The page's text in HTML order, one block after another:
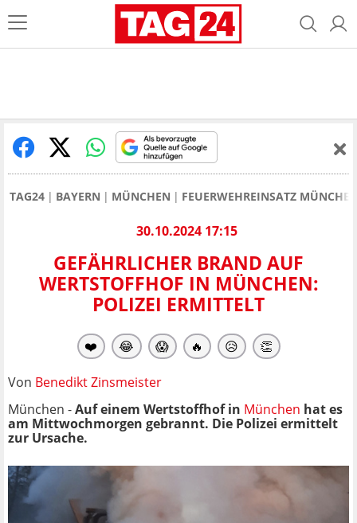
TAG24 BAYERN MÜNCHEN FEUERWEHREINSATZ
30.10.2024 17:15
GEFÄHRLICHER BRAND AUF
WERTSTOFFHOF IN MÜNCHEN:
POLIZEI ERMITTELT
❤️ 😂 😱 🔥 😥 👏
Von Benedikt Zinsmeister
München -Auf einem Wertstoffhof in München hat es
am Mittwochmorgen gebrannt. Die Polizei ermittelt
zur Ursache.